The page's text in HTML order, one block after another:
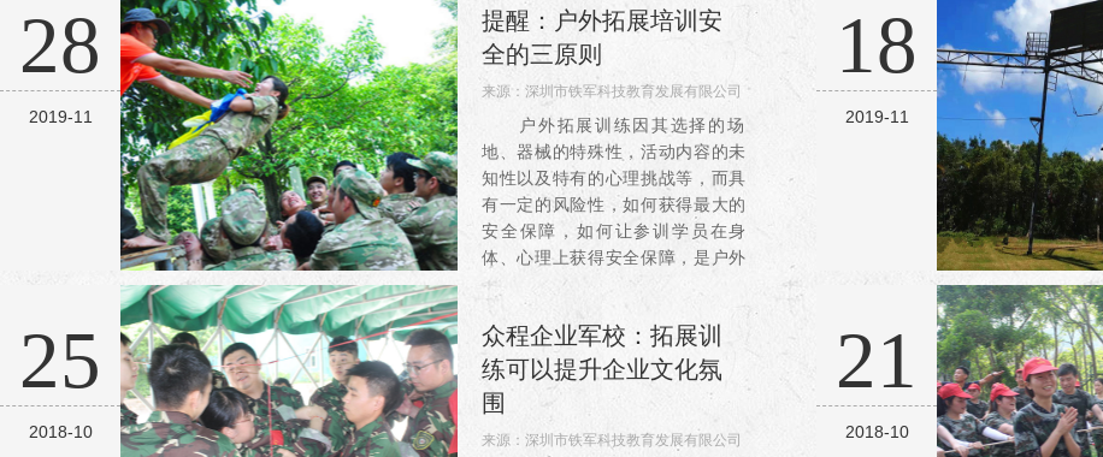
28
2019-11
提醒：户外拓展培训安
全的三原则
来源： 深圳市铁军科技教育发展有限公司
阅读：3124
户外拓展训练因其选择的场
地、器械的特殊性，活动内容的未
知性以及特有的心理挑战等，而具
有一定的风险性，如何获得最大的
安全保障，如何让参训学员在身
体、心理上获得安全保障，是户外
拓展训练课程更好地发展中至关重
需要...
18
2019-11
25
2018-10
众程企业军校：拓展训
练可以提升企业文化氛
围
来源： 深圳市铁军科技教育发展有限公司
21
2018-10